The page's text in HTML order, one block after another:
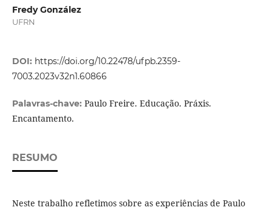
Fredy González
UFRN
DOI: https://doi.org/10.22478/ufpb.2359-
7003.2023v32n1.60866
Palavras-chave: Paulo Freire. Educação. Práxis.
Encantamento.
RESUMO
Neste trabalho refletimos sobre as experiências de Paulo